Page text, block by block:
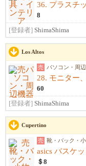
36. プラスチ
8
[登録者] ShimaShima
Los Altos
売 パソコン・周
60
[登録者] ShimaShima
Cupertino
売 靴・バック・
asics バスケ
＄8